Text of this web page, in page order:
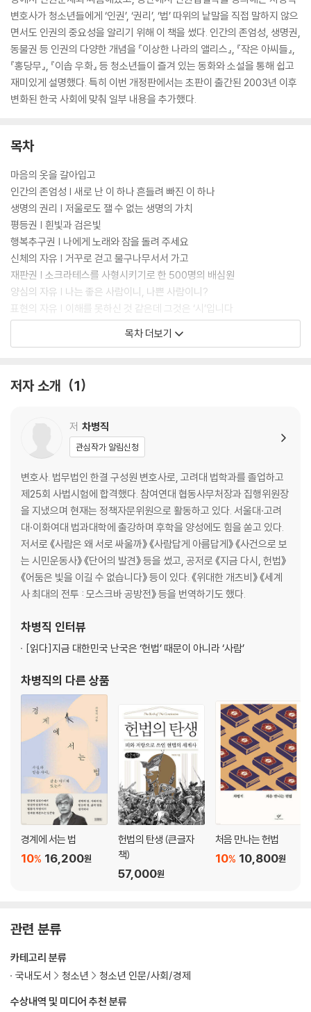
변호사가 청소년들에게 ‘인권’, ‘권리’, ‘법’ 따위의 낱말을 직접 말하지 않으
면서도 인권의 중요성을 알리기 위해 이 책을 썼다. 인간의 존엄성, 생명권,
동물권 등 인권의 다양한 개념을 『이상한 나라의 앨리스』, 『작은 아씨들』,
『홍당무』, 『이솝 우화』 등 청소년들이 즐겨 있는 동화와 소설을 통해 쉽고
재미있게 설명했다. 특히 이번 개정판에서는 초판이 출간된 2003년 이후
변화된 한국 사회에 맞춰 일부 내용을 추가했다.
목차
마음의 옷을 갈아입고
인간의 존엄성 | 새로 난 이 하나 흔들려 빠진 이 하나
생명의 권리 | 저울로도 잴 수 없는 생명의 가치
평등권 | 흰빛과 검은빛
행복추구권 | 나에게 노래와 잠을 돌려 주세요
신체의 자유 | 거꾸로 걷고 물구나무서서 가고
재판권 | 소크라테스를 사형시키기로 한 500명의 배심원
양심의 자유 | 나는 좋은 사람이니, 나쁜 사람이니?
표현의 자유 | 이해를 못하신 것 같은데 그것은 ‘시’입니다
사생활의 비밀과 자유 | 이제부터 아무도 내 일기를 볼 수 없어요
사회권 | 세상에서 가장 귀한 것 두 가지
이 책에 나오는 이야기들
목차 더보기
저자 소개 1
저 차병직
관심작가 알림신청
변호사. 법무법인 한결 구성원 변호사로, 고려대 법학과를 졸업하고
제25회 사법시험에 합격했다. 참여연대 협동사무처장과 집행위원장
을 지냈으며 현재는 정책자문위원으로 활동하고 있다. 서울대·고려
대·이화여대 법과대학에 출강하며 후학을 양성에도 힘을 쏟고 있다.
저서로 《사람은 왜 서로 싸울까》 《사람답게 아름답게》 《사건으로 보
는 시민운동사》 《단어의 발견》 등을 썼고, 공저로 《지금 다시, 헌법》
《어둠은 빛을 이길 수 없습니다》 등이 있다. 《위대한 개츠비》 《세계
사 최대의 전투 : 모스크바 공방전》 등을 번역하기도 했다.
차병직 인터뷰
[읽다]지금 대한민국 난국은 ‘헌법’ 때문이 아니라 ‘사람’
차병직의 다른 상품
경계에 서는 법
16,200원
10%
헌법의 탄생 (큰글자
책)
57,000원
처음 만나는 헌법
10,800원
10%
관련 분류
수상내역 및 미디어 추천 분류
카테고리 분류
국내도서
청소년 청소년 인문/사회/경제